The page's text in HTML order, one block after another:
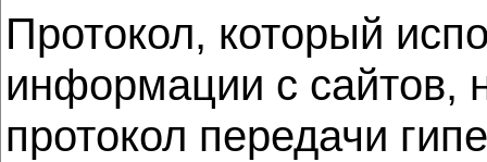
Протокол, который
информации с сайтов,
протокол передачи